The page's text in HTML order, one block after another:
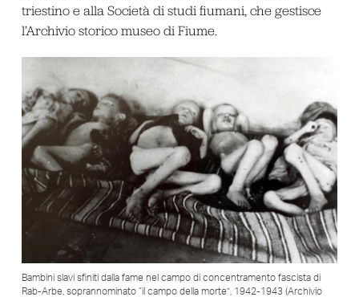
triestino e alla Società di studi fiumani, che gestisce
l’Archivio storico museo di Fiume.
Bambini slavi sfiniti dalla fame nel campo di concentramento fascista di
Rab-Arbe, soprannominato “il campo della morte”, 1942-1943 (Archivio